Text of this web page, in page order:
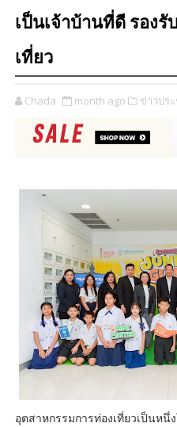
เป็นเจ้าบ้านที่ดี รอง
เที่ยว
Chada month ago ข่าวปร
อุตสาหกรรมการท่องเที่ยวเป็นห